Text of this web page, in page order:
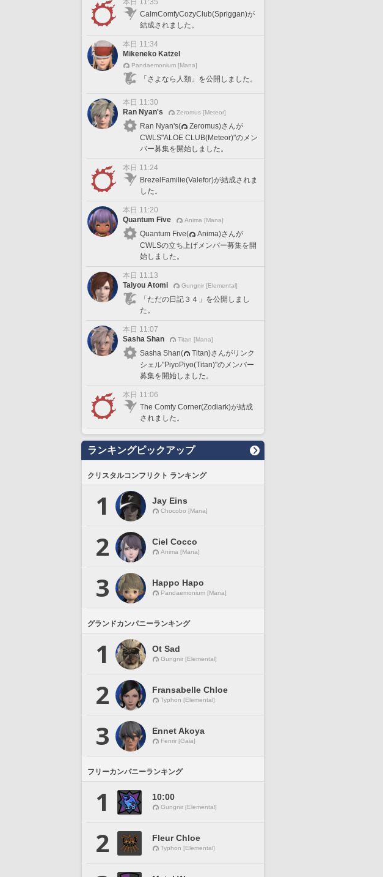
本日 11:35
CalmComfyCozyClub(Spriggan)が
結成されました。
本日 11:34
Mikeneko Katzel
Pandaemonium [Mana]
「さよなら人類」を公開しました。
本日 11:30
Ran Nyan's
Zeromus [Meteor]
Ran Nyan's(
Zeromus)さんが
CWLS"ALOE CLUB(Meteor)"のメン
バー募集を開始しました。
本日 11:24
BrezelFamilie(Valefor)が結成されま
した。
本日 11:20
Quantum Five
Anima [Mana]
Quantum Five(
Anima)さんが
CWLSの立ち上げメンバー募集を開
始しました。
本日 11:13
Taiyou Atomi
Gungnir [Elemental]
「ただの日記３４」を公開しまし
た。
本日 11:07
Sasha Shan
Titan [Mana]
Sasha Shan(
Titan)さんがリンク
シェル"PiyoPiyo(Titan)"のメンバー
募集を開始しました。
本日 11:06
The Comfy Corner(Zodiark)が結成
されました。
ランキングピックアップ
クリスタルコンフリクト ランキング
1 Jay Eins
Chocobo [Mana]
2 Ciel Cocco
Anima [Mana]
3 Happo Hapo
Pandaemonium [Mana]
グランドカンパニーランキング
1 Ot Sad
Gungnir [Elemental]
2 Fransabelle Chloe
Typhon [Elemental]
3 Ennet Akoya
Fenrir [Gaia]
フリーカンパニーランキング
1 10:00
Gungnir [Elemental]
2 Fleur Chloe
Typhon [Elemental]